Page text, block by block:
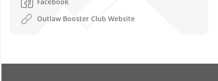
Outlaw Booster Club Website